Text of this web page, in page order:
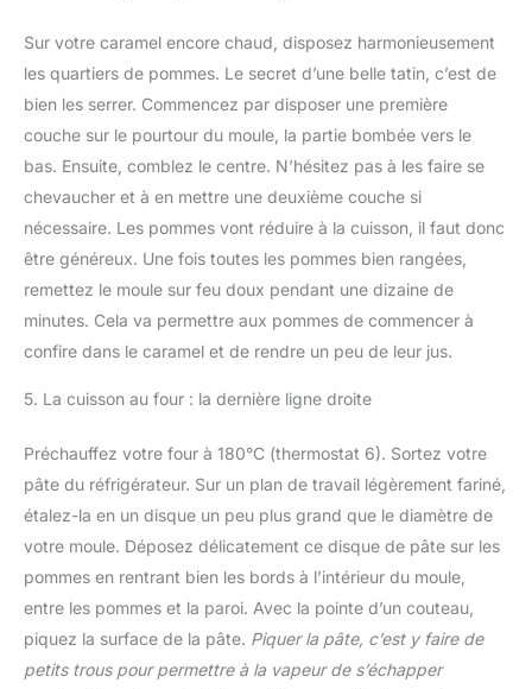
Sur votre caramel encore chaud, disposez harmonieusement
les quartiers de pommes. Le secret d’une belle tatin, c’est de
bien les serrer. Commencez par disposer une première
couche sur le pourtour du moule, la partie bombée vers le
bas. Ensuite, comblez le centre. N’hésitez pas à les faire se
chevaucher et à en mettre une deuxième couche si
nécessaire. Les pommes vont réduire à la cuisson, il faut donc
être généreux. Une fois toutes les pommes bien rangées,
remettez le moule sur feu doux pendant une dizaine de
minutes. Cela va permettre aux pommes de commencer à
confire dans le caramel et de rendre un peu de leur jus.
5. La cuisson au four : la dernière ligne droite
Préchauffez votre four à 180°C (thermostat 6). Sortez votre
pâte du réfrigérateur. Sur un plan de travail légèrement fariné,
étalez-la en un disque un peu plus grand que le diamètre de
votre moule. Déposez délicatement ce disque de pâte sur les
pommes en rentrant bien les bords à l’intérieur du moule,
entre les pommes et la paroi. Avec la pointe d’un couteau,
piquez la surface de la pâte. Piquer la pâte, c’est y faire de
petits trous pour permettre à la vapeur de s’échapper